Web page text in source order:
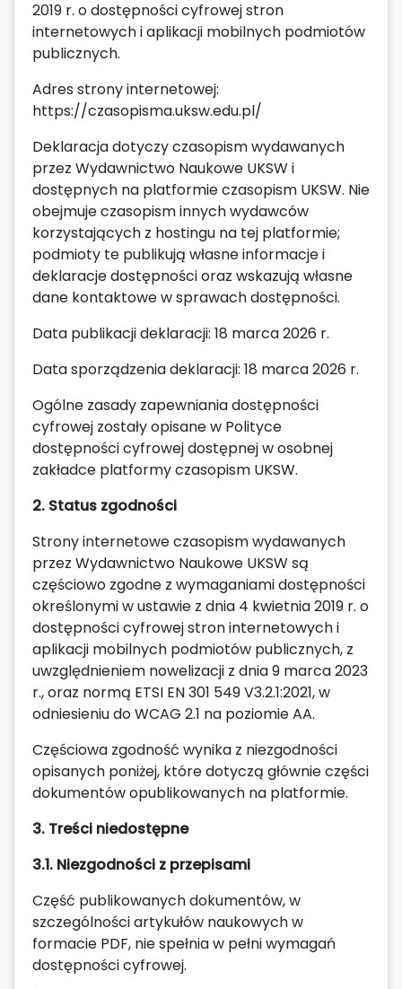
2019 r. o dostępności cyfrowej stron
internetowych i aplikacji mobilnych podmiotów
publicznych.
Adres strony internetowej:
https://czasopisma.uksw.edu.pl/
Deklaracja dotyczy czasopism wydawanych
przez Wydawnictwo Naukowe UKSW i
dostępnych na platformie czasopism UKSW. Nie
obejmuje czasopism innych wydawców
korzystających z hostingu na tej platformie;
podmioty te publikują własne informacje i
deklaracje dostępności oraz wskazują własne
dane kontaktowe w sprawach dostępności.
Data publikacji deklaracji: 18 marca 2026 r.
Data sporządzenia deklaracji: 18 marca 2026 r.
Ogólne zasady zapewniania dostępności
cyfrowej zostały opisane w Polityce
dostępności cyfrowej dostępnej w osobnej
zakładce platformy czasopism UKSW.
2. Status zgodności
Strony internetowe czasopism wydawanych
przez Wydawnictwo Naukowe UKSW są
częściowo zgodne z wymaganiami dostępności
określonymi w ustawie z dnia 4 kwietnia 2019 r. o
dostępności cyfrowej stron internetowych i
aplikacji mobilnych podmiotów publicznych, z
uwzględnieniem nowelizacji z dnia 9 marca 2023
r., oraz normą ETSI EN 301 549 V3.2.1:2021, w
odniesieniu do WCAG 2.1 na poziomie AA.
Częściowa zgodność wynika z niezgodności
opisanych poniżej, które dotyczą głównie części
dokumentów opublikowanych na platformie.
3. Treści niedostępne
3.1. Niezgodności z przepisami
Część publikowanych dokumentów, w
szczególności artykułów naukowych w
formacie PDF, nie spełnia w pełni wymagań
dostępności cyfrowej.